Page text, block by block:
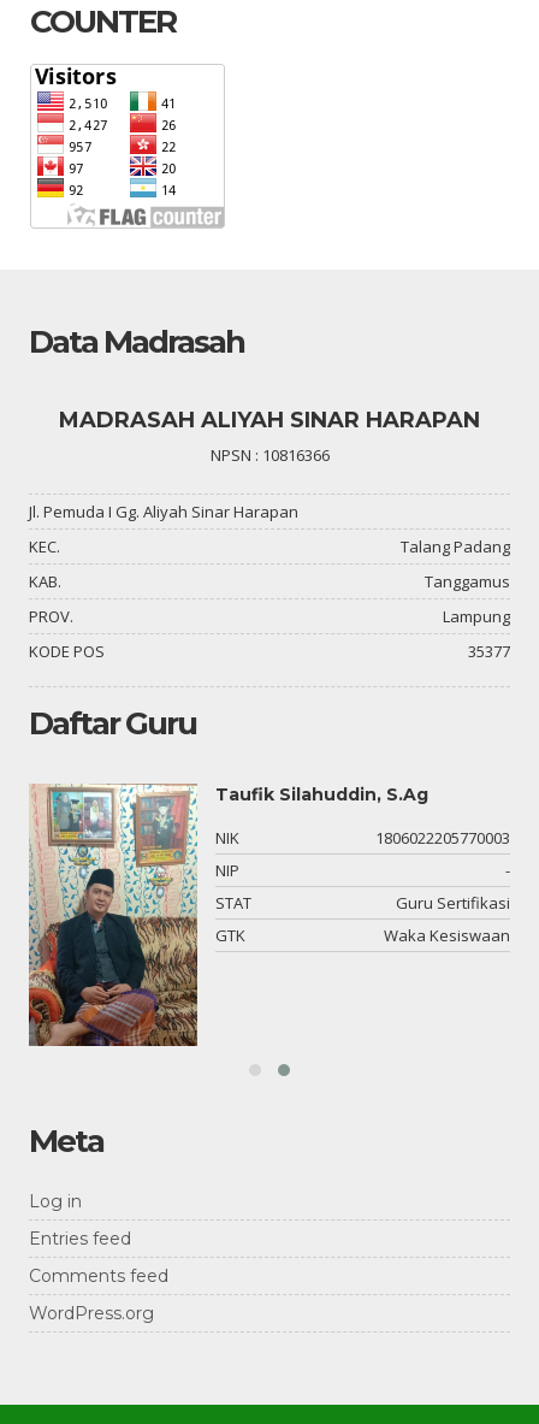
COUNTER
Data Madrasah
MADRASAH ALIYAH SINAR HARAPAN
NPSN : 10816366
Jl. Pemuda I Gg. Aliyah Sinar Harapan
KEC.
Talang Padang
KAB.
Tanggamus
PROV.
Lampung
KODE POS
35377
Daftar Guru
Taufik Silahuddin, S.Ag
NIK
1806022205770003
NIP
-
STAT
Guru Sertifikasi
GTK
Waka Kesiswaan
Meta
Log in
Entries feed
Comments feed
WordPress.org